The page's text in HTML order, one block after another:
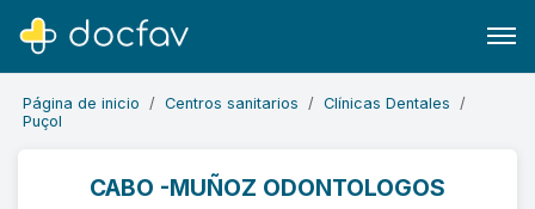
Página de inicio Centros sanitarios
Clínicas Dentales
Puçol
CABO -MUÑOZ ODONTOLOGOS